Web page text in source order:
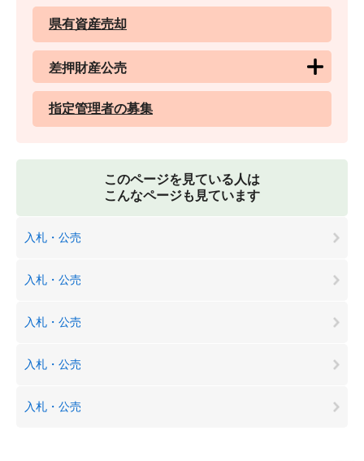
県有資産売却
差押財産公売
指定管理者の募集
このページを見ている人は
こんなページも見ています
入札・公売
入札・公売
入札・公売
入札・公売
入札・公売